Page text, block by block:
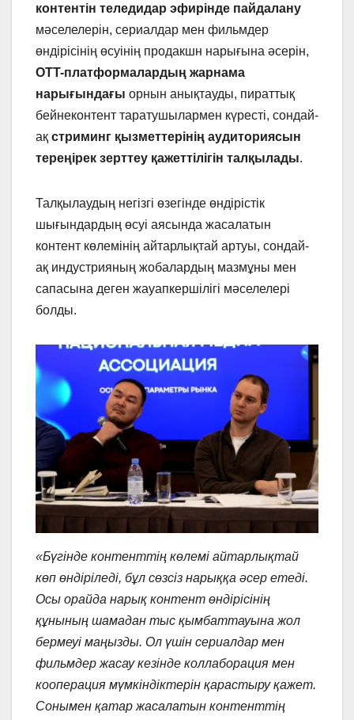
контентін теледидар эфирінде пайдалану
мәселелерін, сериалдар мен фильмдер
өндірісінің өсуінің продакшн нарығына әсерін,
OTT-платформалардың жарнама
нарығындағы орнын анықтауды, пираттық
бейнеконтент таратушылармен күресті, сондай-
ақ стриминг қызметтерінің аудиториясын
тереңірек зерттеу қажеттілігін талқылады.
Талқылаудың негізгі өзегінде өндірістік
шығындардың өсуі аясында жасалатын
контент көлемінің айтарлықтай артуы, сондай-
ақ индустрияның жобалардың мазмұны мен
сапасына деген жауапкершілігі мәселелері
болды.
«Бүгінде контенттің көлемі айтарлықтай
көп өндіріледі, бұл сөзсіз нарыққа әсер етеді.
Осы орайда нарық контент өндірісінің
құнының шамадан тыс қымбаттауына жол
бермеуі маңызды. Ол үшін сериалдар мен
фильмдер жасау кезінде коллаборация мен
кооперация мүмкіндіктерін қарастыру қажет.
Сонымен қатар жасалатын контенттің